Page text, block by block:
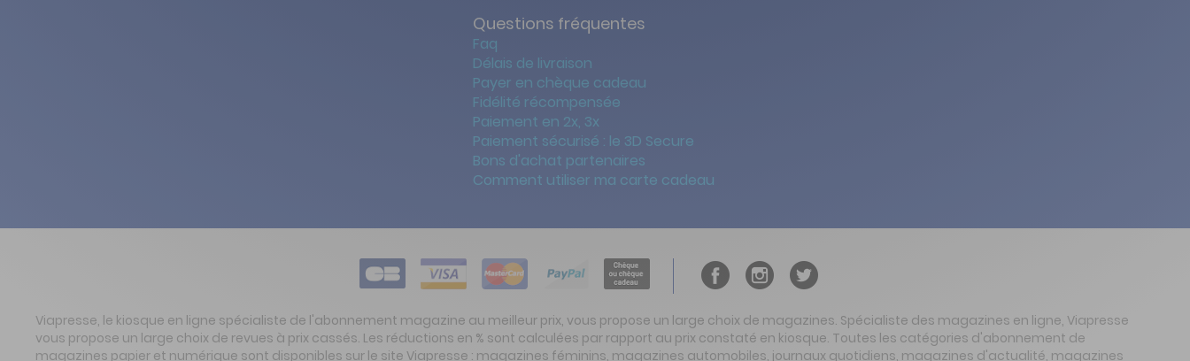
Questions fréquentes
Faq
Délais de livraison
Payer en chèque cadeau
Fidélité récompensée
Paiement en 2x, 3x
Paiement sécurisé : le 3D Secure
Bons d'achat partenaires
Comment utiliser ma carte cadeau
Viapresse, le kiosque en ligne spécialiste de l'abonnement magazine au meilleur prix, vous propose un large choix de magazines. Spécialiste des magazines en ligne, Viapresse
vous propose un large choix de revues à prix cassés. Les réductions en % sont calculées par rapport au prix constaté en kiosque. Toutes les catégories d'abonnement de
magazines papier et numérique sont disponibles sur le site Viapresse : magazines féminins, magazines automobiles, journaux quotidiens, magazines d'actualité, magazines